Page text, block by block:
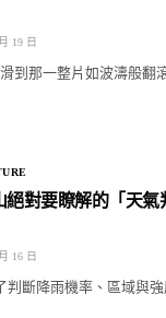
19 日
到那一整片如波濤般翻
絕對要瞭解的「天
16 日
判斷降雨機率、區域與